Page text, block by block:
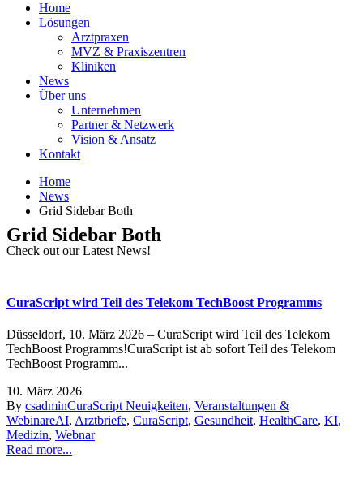
Home
Lösungen
Arztpraxen
MVZ & Praxiszentren
Kliniken
News
Über uns
Unternehmen
Partner & Netzwerk
Vision & Ansatz
Kontakt
Home
News
Grid Sidebar Both
Grid Sidebar Both
Check out our Latest News!
CuraScript wird Teil des Telekom TechBoost Programms
Düsseldorf, 10. März 2026 – CuraScript wird Teil des Telekom
TechBoost Programms!CuraScript ist ab sofort Teil des Telekom
TechBoost Programm...
10. März 2026
By csadminCuraScript Neuigkeiten, Veranstaltungen &
WebinareAI, Arztbriefe, CuraScript, Gesundheit, HealthCare, KI,
Medizin, Webnar
Read more...